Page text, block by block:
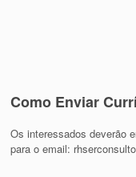
Como Enviar
Os interessados deverão
para o email: